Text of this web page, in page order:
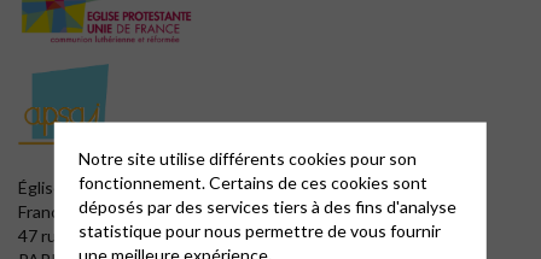
Église Protestante Unie de
France
47 rue de Clichy 75009
Notre site utilise différents cookies pour son
fonctionnement. Certains de ces cookies sont
déposés par des services tiers à des fins d'analyse
statistique pour nous permettre de vous fournir
une meilleure expérience.